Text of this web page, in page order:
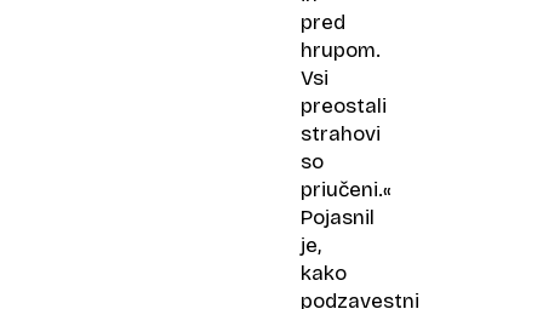
pred
hrupom.
Vsi
preostali
strahovi
so
priučeni.«
Pojasnil
je,
kako
podzavestni